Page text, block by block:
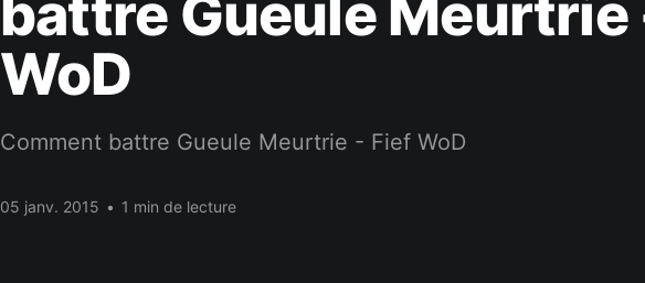
battre Gueule Meurtrie
WoD
Comment battre Gueule Meurtrie - Fief WoD
05 janv. 2015 • 1 min de lecture